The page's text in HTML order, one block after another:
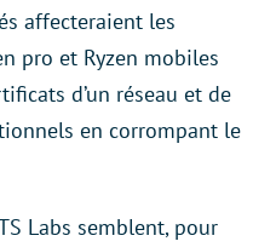
affecteraient les
pro et Ryzen mobiles
d’un réseau et de
en corrompant le
Labs semblent, pour